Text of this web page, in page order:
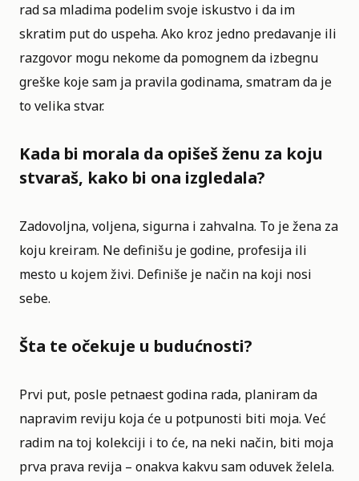
rad sa mladima podelim svoje iskustvo i da im
skratim put do uspeha. Ako kroz jedno predavanje ili
razgovor mogu nekome da pomognem da izbegnu
greške koje sam ja pravila godinama, smatram da je
to velika stvar.
Kada bi morala da opišeš ženu za koju
stvaraš, kako bi ona izgledala?
Zadovoljna, voljena, sigurna i zahvalna. To je žena za
koju kreiram. Ne definišu je godine, profesija ili
mesto u kojem živi. Definiše je način na koji nosi
sebe.
Šta te očekuje u budućnosti?
Prvi put, posle petnaest godina rada, planiram da
napravim reviju koja će u potpunosti biti moja. Već
radim na toj kolekciji i to će, na neki način, biti moja
prva prava revija – onakva kakvu sam oduvek želela.